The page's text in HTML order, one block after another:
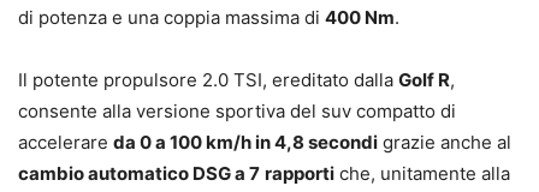
di potenza e una coppia massima di 400 Nm.
Il potente propulsore 2.0 TSI, ereditato dalla Golf R,
consente alla versione sportiva del suv compatto di
accelerare da 0 a 100 km/h in 4,8 secondi grazie anche al
cambio automatico DSG a 7 rapporti che, unitamente alla